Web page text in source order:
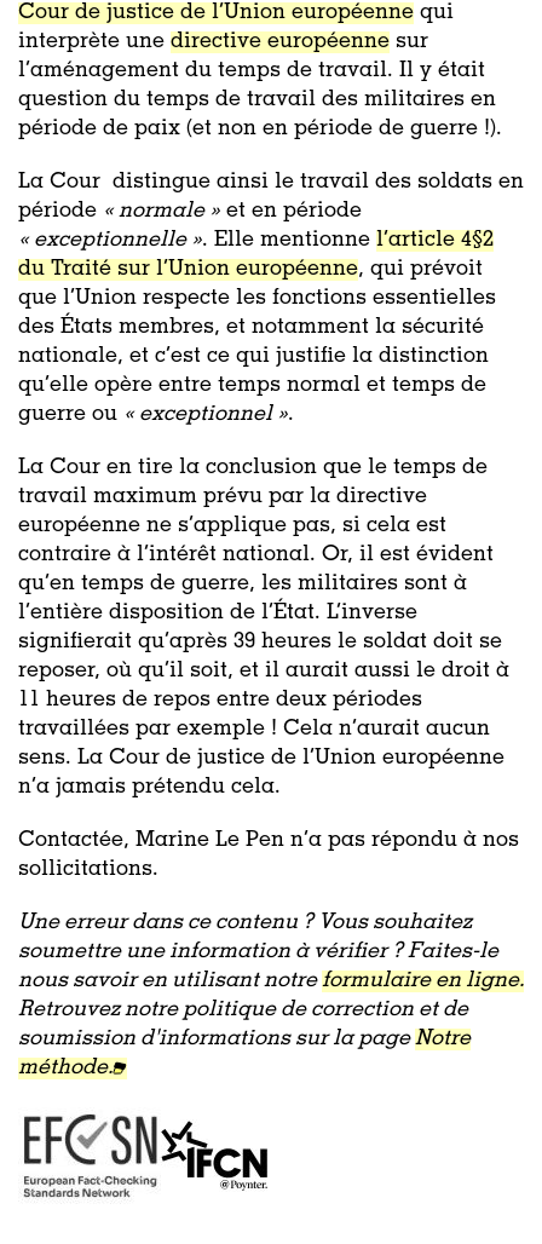
Cour de justice de l’Union européenne qui
interprète une directive européenne sur
l’aménagement du temps de travail. Il y était
question du temps de travail des militaires en
période de paix (et non en période de guerre !).
La Cour distingue ainsi le travail des soldats en
période « normale » et en période
« exceptionnelle ». Elle mentionne l’article 4§2
du Traité sur l’Union européenne, qui prévoit
que l’Union respecte les fonctions essentielles
des États membres, et notamment la sécurité
nationale, et c’est ce qui justifie la distinction
qu’elle opère entre temps normal et temps de
guerre ou « exceptionnel ».
La Cour en tire la conclusion que le temps de
travail maximum prévu par la directive
européenne ne s’applique pas, si cela est
contraire à l’intérêt national. Or, il est évident
qu’en temps de guerre, les militaires sont à
l’entière disposition de l’État. L’inverse
signifierait qu’après 39 heures le soldat doit se
reposer, où qu’il soit, et il aurait aussi le droit à
11 heures de repos entre deux périodes
travaillées par exemple ! Cela n’aurait aucun
sens. La Cour de justice de l’Union européenne
n’a jamais prétendu cela.
Contactée, Marine Le Pen n’a pas répondu à nos
sollicitations.
Une erreur dans ce contenu ? Vous souhaitez
soumettre une information à vérifier ? Faites-le
nous savoir en utilisant notreformulaire en ligne.
Retrouvez notre politique de correction et de
soumission d'informations sur la pageNotre
méthode.